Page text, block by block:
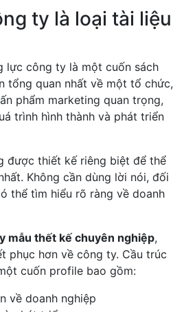
ty là loại tài liệu
lực công ty là một cuốn sách
tổng quan nhất về một tổ chức,
phẩm marketing quan trọng,
trình hình thành và phát triển
được thiết kế riêng biệt để thể
Không cần dùng lời nói, đối
thể tìm hiểu rõ ràng về doanh
mẫu thết kế chuyên nghiệp,
phục hơn về công ty. Cầu trúc
cuốn profile bao gồm:
về doanh nghiệp